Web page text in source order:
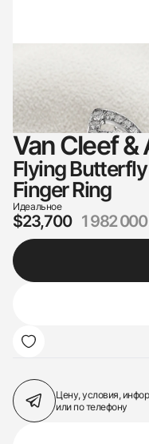
Van Cleef &
Flying
Finger Ring
Идеальное
$23,700 1 982
Цену, условия,
или по телефону